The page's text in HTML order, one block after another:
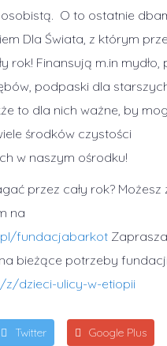
O to ostatnie
Dla Świata, z którym
rok! Finansują m.in mydło,
podpaski dla
to dla nich ważne, by
środków czystości
w naszym ośrodku!
przez cały rok? Możesz
na
fundacjabarkot
bieżące potrzeby
dzieci-ulicy-w-etiopii
Twitter
Google Plus